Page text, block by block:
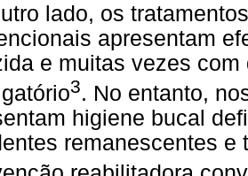
lado, os
apresentam
e muitas vezes
3. No entanto,
higiene bucal
remanescentes